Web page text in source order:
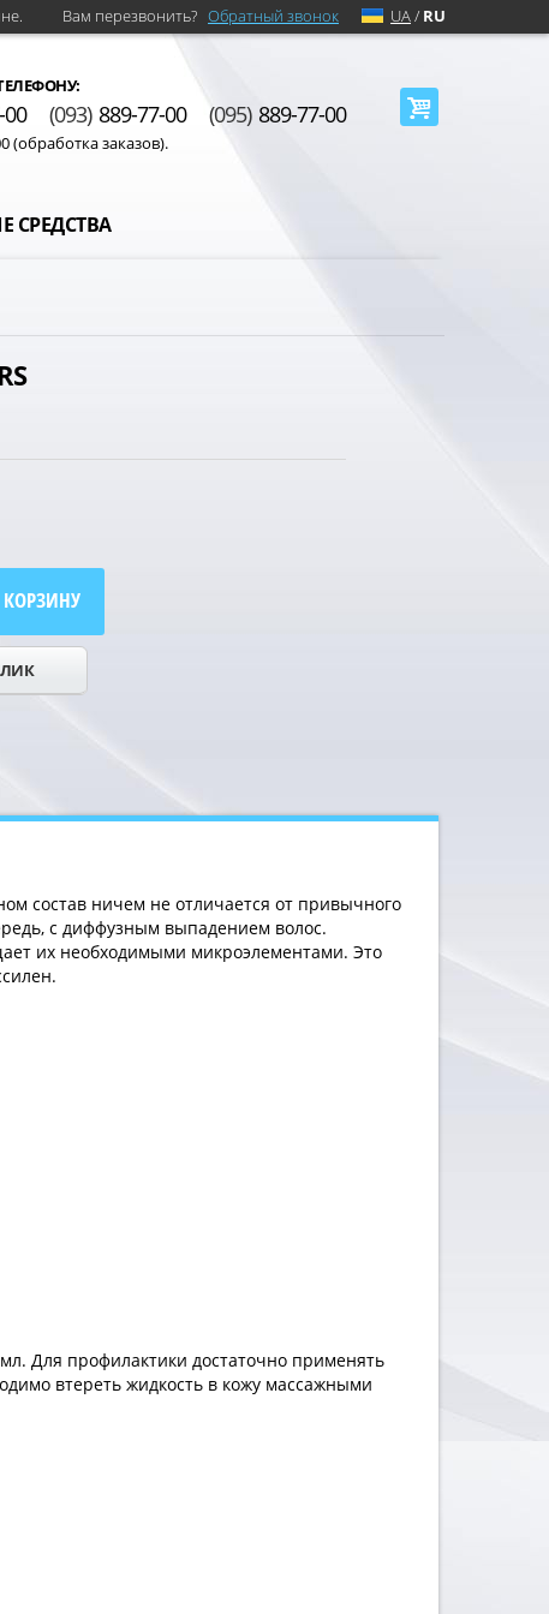
Вам перезвонить? Обратный звонок UA/ RU
00 (093) 889-77-00 (095) 889-77-00
(обработка заказов).
СРЕДСТВА
КОРЗИНУ
состав ничем не отличается от привычного
с диффузным выпадением волос.
их необходимыми микроэлементами. Это
Для профилактики достаточно применять
втереть жидкость в кожу массажными